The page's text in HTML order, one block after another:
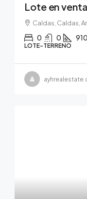
Lote en
Caldas, Caldas,
0 0
LOTE-TERRENO